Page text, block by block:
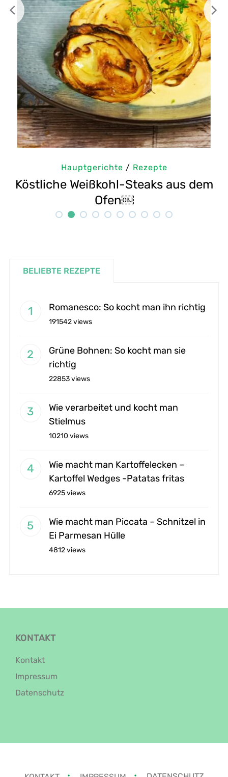
aus dem
Hauptgerichte
Selbstgemachte Tahini:
BELIEBTE REZEPTE
Romanesco: So kocht man ihn richtig
191542 views
Grüne Bohnen: So kocht man sie
richtig
22853 views
Wie verarbeitet und kocht man
Stielmus
10210 views
Wie macht man Kartoffelecken –
Kartoffel Wedges -Patatas fritas
6925 views
Wie macht man Piccata – Schnitzel in
Ei Parmesan Hülle
4812 views
KONTAKT
Kontakt
Impressum
Datenschutz